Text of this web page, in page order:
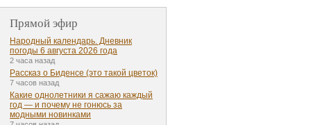
Прямой эфир
Народный календарь. Дневник
погоды 6 августа 2026 года
2 часа назад
Рассказ о Биденсе (это такой цветок)
7 часов назад
Какие однолетники я сажаю каждый
год — и почему не гонюсь за
модными новинками